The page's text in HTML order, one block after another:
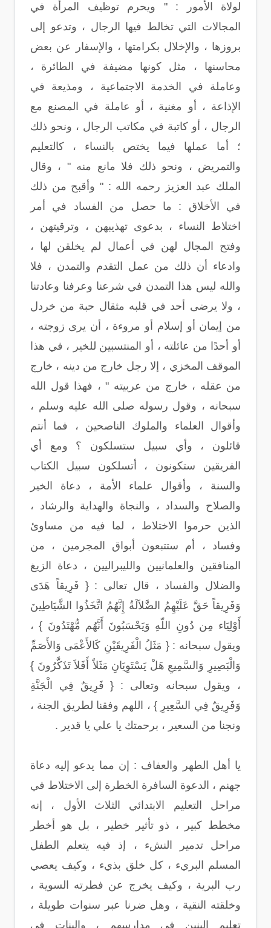
لولاة الأمور : " ويحرم توظيف المرأة في
المجالات التي تخالط فيها الرجال ، وتدعو إلى
بروزها ، والإخلال بكرامتها ، والإسفار عن بعض
محاسنها ، مثل كونها مضيفة في الطائرة ،
وعاملة في الخدمة الاجتماعية ، ومذيعة في
الإذاعة ، أو مغنية ، أو عاملة في المصنع مع
الرجال ، أو كاتبة في مكاتب الرجال ، ونحو ذلك
؛ أما عملها فيما يختص بالنساء ، كالتعليم
والتمريض ، ونحو ذلك فلا مانع منه " ، وقال
الملك عبد العزيز رحمه الله : " وأقبح من ذلك
في الأخلاق : ما حصل من الفساد في أمر
اختلاط النساء ، بدعوى تهذيبهن ، وترقيتهن ،
وفتح المجال لهن في أعمال لم يخلقن لها ،
وادعاء أن ذلك من عمل التقدم والتمدن ، فلا
والله ليس هذا التمدن في شرعنا وعرفنا وعادتنا
، ولا يرضى أحد في قلبه مثقال حبة من خردل
من إيمان أو إسلام أو مروءة ، أن يرى زوجته ،
أو أحدًا من عائلته ، أو المنتسبين للخير ، في هذا
الموقف المخزي ، إلا رجل خارج من دينه ، خارج
من عقله ، خارج من عربيته " ، فهذا قول الله
سبحانه ، وقول رسوله صلى الله عليه وسلم ،
وأقوال العلماء والملوك الناصحين ، فما أنتم
قائلون ، وأي سبيل ستسلكون ؟ ومع أي
الفريقين ستكونون ، أتسلكون سبيل الكتاب
والسنة ، وأقوال علماء الأمة ، دعاة الخير
والصلاح والسداد ، والنجاة والهداية والرشاد ،
الذين حرموا الاختلاط ، لما فيه من مساوئ
وفساد ، أم ستتبعون أبواق المجرمين ، من
المنافقين والعلمانيين والليبراليين ، دعاة الزيغ
والضلال والفساد ، قال تعالى : { فَرِيقاً هَدَى
وَفَرِيقاً حَقَّ عَلَيْهِمُ الضَّلاَلَةُ إِنَّهُمُ اتَّخَذُوا الشَّيَاطِينَ
أَوْلِيَاء مِن دُونِ اللّهِ وَيَحْسَبُونَ أَنَّهُم مُّهْتَدُونَ } ،
ويقول سبحانه : { مَثَلُ الْفَرِيقَيْنِ كَالأَعْمَى وَالأَصَمِّ
وَالْبَصِيرِ وَالسَّمِيعِ هَلْ يَسْتَوِيَانِ مَثَلاً أَفَلاَ تَذَكَّرُونَ }
، ويقول سبحانه وتعالى : { فَرِيقٌ فِي الْجَنَّةِ
وَفَرِيقٌ فِي السَّعِيرِ } ، اللهم وفقنا لطريق الجنة ،
ونجنا من السعير ، برحمتك يا علي يا قدير .
يا أهل الطهر والعفاف : إن مما يدعو إليه دعاة
جهنم ، الدعوة السافرة الخطرة إلى الاختلاط في
مراحل التعليم الابتدائي الثلاث الأول ، إنه
مخطط كبير ، ذو تأثير خطير ، بل هو أخطر
مراحل تدمير النشء ، إذ فيه يتعلم الطفل
المسلم البريء ، كل خلق بذيء ، وكيف يعصي
رب البرية ، وكيف يخرج عن فطرته السوية ،
وخلقته النقية ، وهل ضرنا عبر سنوات طويلة ،
تعليم البنين في مدارسهم ، والبنات في